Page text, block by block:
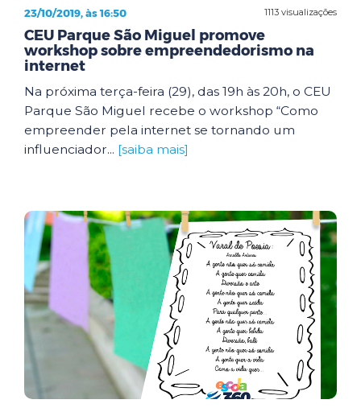
1113 visualizações
23/10/2019, às 16:50
CEU Parque São Miguel promove
workshop sobre empreendedorismo na
internet
Na próxima terça-feira (29), das 19h às 20h, o CEU
Parque São Miguel recebe o workshop “Como
empreender pela internet se tornando um
influenciador... [saiba mais]